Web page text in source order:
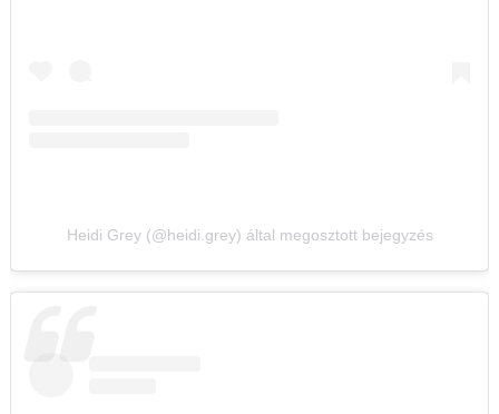
Heidi Grey (@heidi.grey) által megosztott bejegyzés